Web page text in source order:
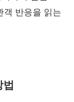
객 반응을 읽는